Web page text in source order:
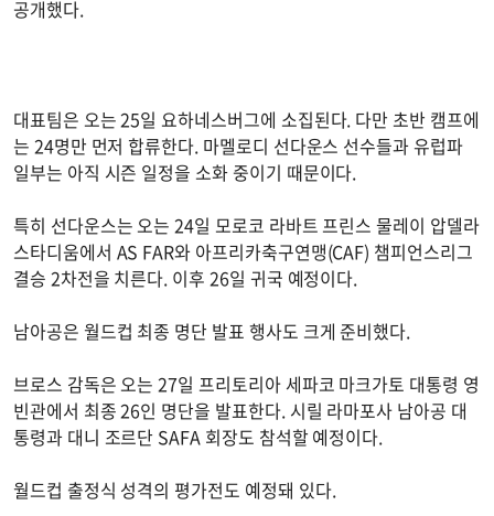
공개했다.
대표팀은 오는 25일 요하네스버그에 소집된다. 다만 초반 캠프에
는 24명만 먼저 합류한다. 마멜로디 선다운스 선수들과 유럽파
일부는 아직 시즌 일정을 소화 중이기 때문이다.
특히 선다운스는 오는 24일 모로코 라바트 프린스 물레이 압델라
스타디움에서 AS FAR와 아프리카축구연맹(CAF) 챔피언스리그
결승 2차전을 치른다. 이후 26일 귀국 예정이다.
남아공은 월드컵 최종 명단 발표 행사도 크게 준비했다.
브로스 감독은 오는 27일 프리토리아 세파코 마크가토 대통령 영
빈관에서 최종 26인 명단을 발표한다. 시릴 라마포사 남아공 대
통령과 대니 조르단 SAFA 회장도 참석할 예정이다.
월드컵 출정식 성격의 평가전도 예정돼 있다.